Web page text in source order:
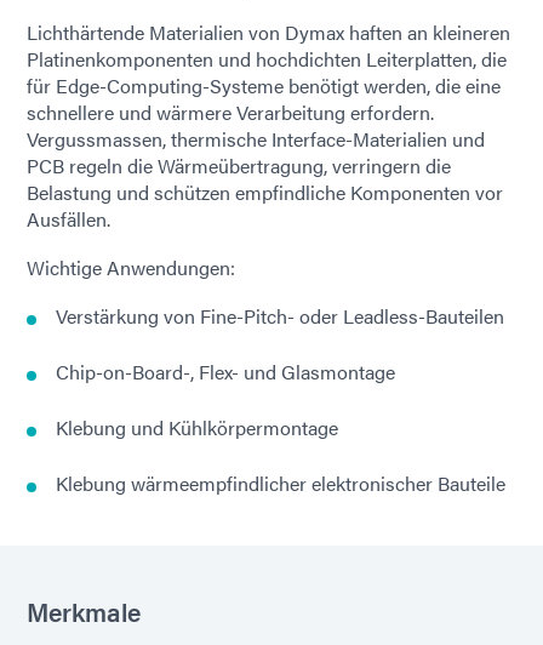
Lichthärtende Materialien von Dymax haften an kleineren
Platinenkomponenten und hochdichten Leiterplatten, die
für Edge-Computing-Systeme benötigt werden, die eine
schnellere und wärmere Verarbeitung erfordern.
Vergussmassen, thermische Interface-Materialien und
PCB regeln die Wärmeübertragung, verringern die
Belastung und schützen empfindliche Komponenten vor
Ausfällen.
Wichtige Anwendungen:
Verstärkung von Fine-Pitch- oder Leadless-Bauteilen
Chip-on-Board-, Flex- und Glasmontage
Klebung und Kühlkörpermontage
Klebung wärmeempfindlicher elektronischer Bauteile
Merkmale